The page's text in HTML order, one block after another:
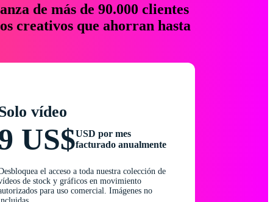
de más de 90.000 clientes
creativos que ahorran hasta
vídeo
US$USD por mes
facturado anualmente
el acceso a toda nuestra colección de
de stock y gráficos en movimiento
para uso comercial. Imágenes no